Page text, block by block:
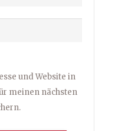
und Website in
meinen nächsten